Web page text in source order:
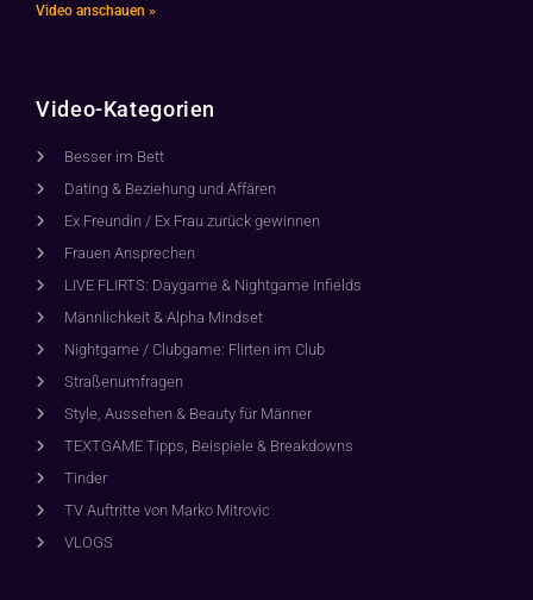
Video anschauen »
Video-Kategorien
Besser im Bett
Dating & Beziehung und Affären
Ex Freundin / Ex Frau zurück gewinnen
Frauen Ansprechen
LIVE FLIRTS: Daygame & Nightgame Infields
Männlichkeit & Alpha Mindset
Nightgame / Clubgame: Flirten im Club
Straßenumfragen
Style, Aussehen & Beauty für Männer
TEXTGAME Tipps, Beispiele & Breakdowns
Tinder
TV Auftritte von Marko Mitrovic
VLOGS